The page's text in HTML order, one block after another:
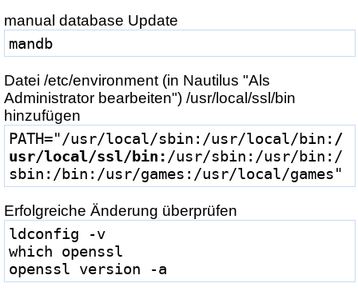
manual database Update
mandb
Datei /etc/environment (in Nautilus "Als
Administrator bearbeiten") /usr/local/ssl/bin
hinzufügen
PATH="/usr/local/sbin:/usr/local/bin: /
usr/local/ssl/bin: /usr/sbin:/usr/bin:/
sbin:/bin:/usr/games:/usr/local/games"
Erfolgreiche Änderung überprüfen
ldconfig -v
which openssl
openssl version -a